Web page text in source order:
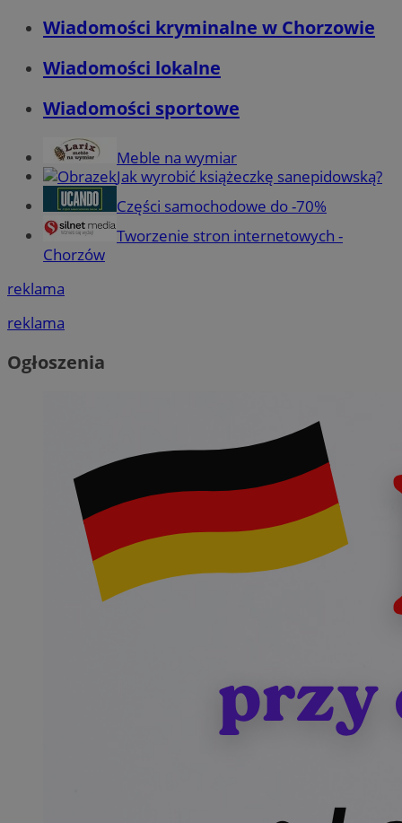
Wiadomości kryminalne w Chorzowie
Wiadomości lokalne
Wiadomości sportowe
Meble na wymiar
Jak wyrobić książeczkę sanepidowską?
Części samochodowe do -70%
Tworzenie stron internetowych -
Chorzów
reklama
reklama
Ogłoszenia